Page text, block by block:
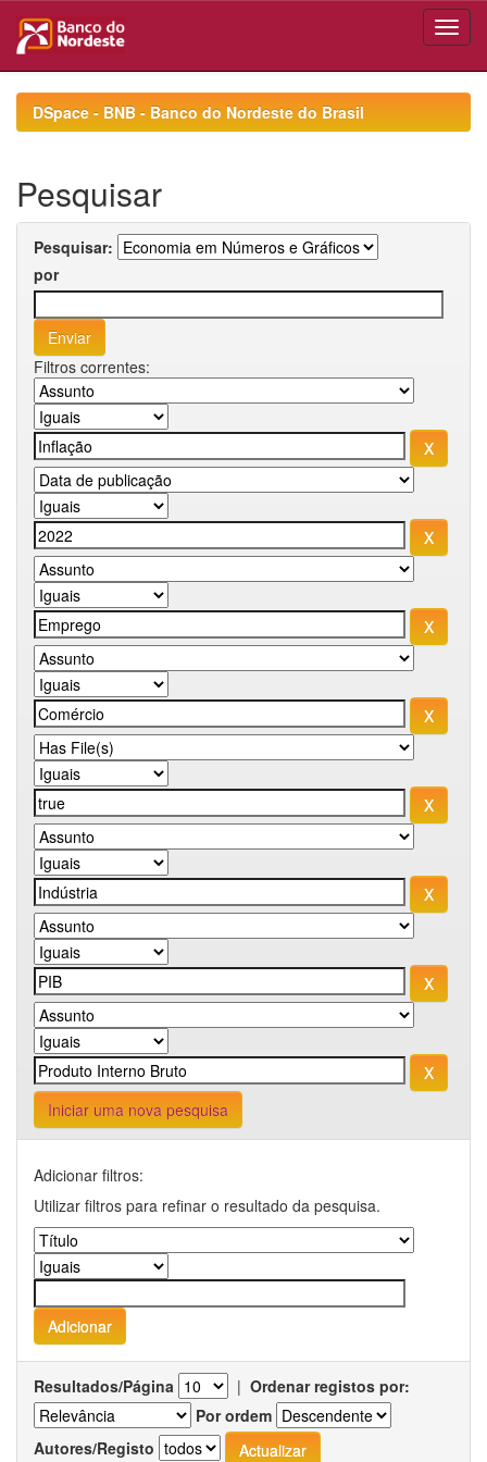
navigationDSpace - BNB - Banco do Nordeste do Brasil
Pesquisar
Pesquisar:
por
Filtros correntes:
Iniciar uma nova pesquisa
Adicionar filtros:
Utilizar filtros para refinar o resultado da pesquisa.
Resultados/Página | Ordenar registos por:
Por ordem
Autores/Registo